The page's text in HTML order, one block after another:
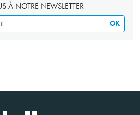
À NOTRE NEWSLETTER
OK